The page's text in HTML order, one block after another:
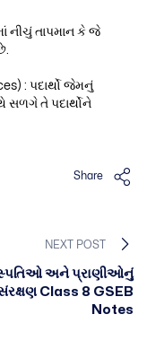
નીચું તાપમાન કે જે
: પદાર્થો જેમનું
તે પદાર્થોને
Share
NEXT POST
અને પ્રાણીઓનું
Class 8 GSEB
Notes